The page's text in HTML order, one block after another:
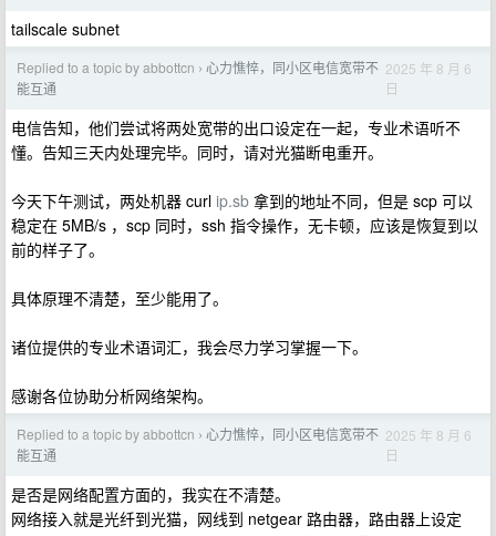
tailscale subnet
Replied to a topic by abbottcn › 心力憔悴，同小区电信宽带不
能互通
2025 年 8 月 6
日
电信告知，他们尝试将两处宽带的出口设定在一起，专业术语听不
懂。告知三天内处理完毕。同时，请对光猫断电重开。
今天下午测试，两处机器 curl ip.sb 拿到的地址不同，但是 scp 可以
稳定在 5MB/s ，scp 同时，ssh 指令操作，无卡顿，应该是恢复到以
前的样子了。
具体原理不清楚，至少能用了。
诸位提供的专业术语词汇，我会尽力学习掌握一下。
感谢各位协助分析网络架构。
Replied to a topic by abbottcn › 心力憔悴，同小区电信宽带不
能互通
2025 年 8 月 6
日
是否是网络配置方面的，我实在不清楚。
网络接入就是光纤到光猫，网线到 netgear 路由器，路由器上设定